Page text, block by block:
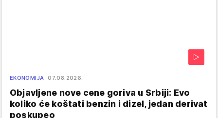
EKONOMIJA 07.08.2026.
Objavljene nove cene goriva u Srbiji: Evo
koliko će koštati benzin i dizel, jedan derivat
poskupeo